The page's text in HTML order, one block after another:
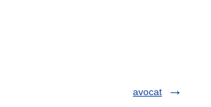
avocat